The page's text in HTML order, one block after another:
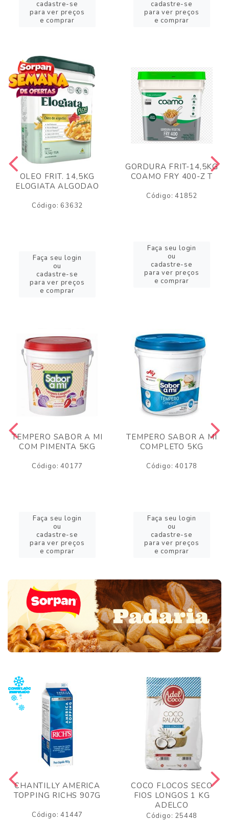
cadastre-se
para ver preços
e comprar
cadastre-se
para ver preços
e comprar
OLEO FRIT. 14,5KG
ELOGIATA ALGODAO
Código: 63632
Faça seu login
ou
cadastre-se
para ver preços
e comprar
GORDURA FRIT-14,5KG
COAMO FRY 400-Z T
Código: 41852
Faça seu login
ou
cadastre-se
para ver preços
e comprar
TEMPERO SABOR A MI
COM PIMENTA 5KG
Código: 40177
Faça seu login
ou
cadastre-se
para ver preços
e comprar
TEMPERO SABOR A MI
COMPLETO 5KG
Código: 40178
Faça seu login
ou
cadastre-se
para ver preços
e comprar
CHANTILLY AMERICA
TOPPING RICHS 907G
Código: 41447
COCO FLOCOS SECO
FIOS LONGOS 1 KG
ADELCO
Código: 25448